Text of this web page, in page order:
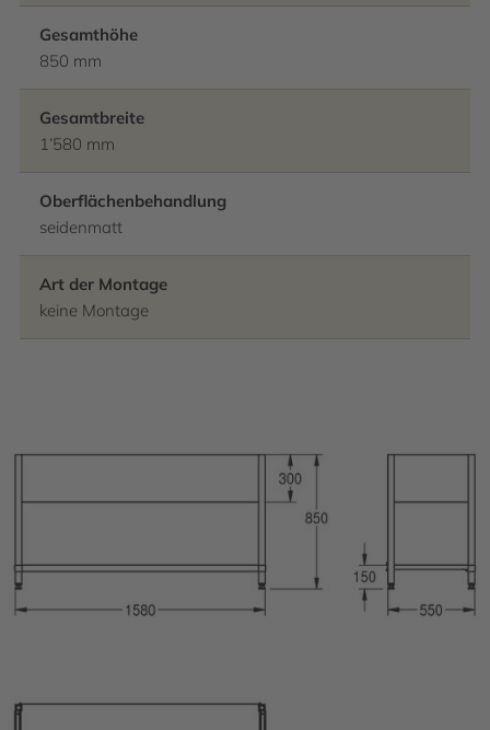
Gesamthöhe
850 mm
Gesamtbreite
1’580 mm
Oberflächenbehandlung
seidenmatt
Art der Montage
keine Montage